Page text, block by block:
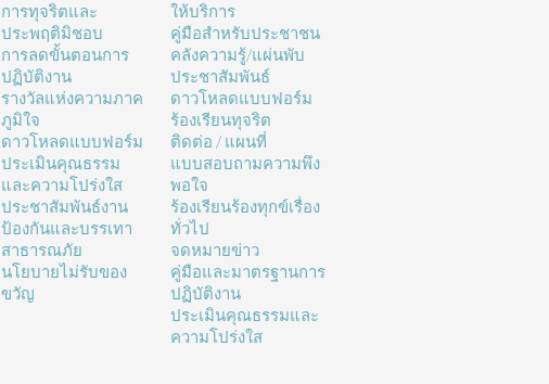
การทุจริตและ
ประพฤติมิชอบ
การลดขั้นตอนการ
ปฏิบัติงาน
รางวัลแห่งความภาค
ภูมิใจ
ดาวโหลดแบบฟอร์ม
ประเมินคุณธรรม
และความโปร่งใส
ประชาสัมพันธ์งาน
ป้องกันและบรรเทา
สาธารณภัย
นโยบายไม่รับของ
ขวัญ
ให้บริการ
คู่มือสำหรับประชาชน
คลังความรู้/แผ่นพับ
ประชาสัมพันธ์
ดาวโหลดแบบฟอร์ม
ร้องเรียนทุจริต
ติดต่อ / แผนที่
แบบสอบถามความพึง
พอใจ
ร้องเรียนร้องทุกข์เรื่อง
ทั่วไป
จดหมายข่าว
คู่มือและมาตรฐานการ
ปฏิบัติงาน
ประเมินคุณธรรมและ
ความโปร่งใส